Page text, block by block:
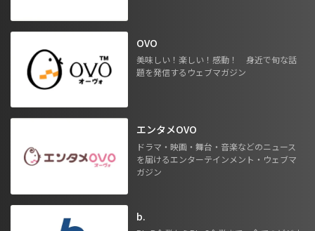
OVO
美味しい！楽しい！感動！ 身近で旬な話
題を発信するウェブマガジン
エンタメOVO
ドラマ・映画・舞台・音楽などのニュース
を届けるエンターテインメント・ウェブマ
ガジン
b.